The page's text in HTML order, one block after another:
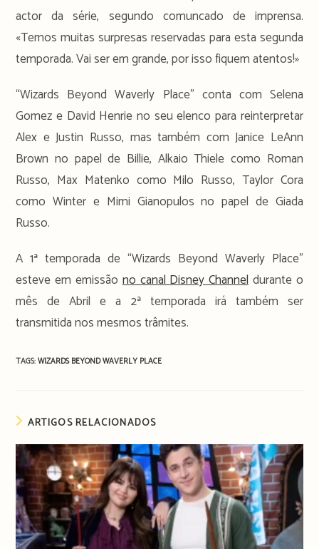
actor da série, segundo comuncado de imprensa.
«Temos muitas surpresas reservadas para esta segunda
temporada. Vai ser em grande, por isso fiquem atentos!»
“Wizards Beyond Waverly Place” conta com Selena
Gomez e David Henrie no seu elenco para reinterpretar
Alex e Justin Russo, mas também com Janice LeAnn
Brown no papel de Billie, Alkaio Thiele como Roman
Russo, Max Matenko como Milo Russo, Taylor Cora
como Winter e Mimi Gianopulos no papel de Giada
Russo.
A 1ª temporada de “Wizards Beyond Waverly Place”
esteve em emissãono canal Disney Channel durante o
mês de Abril e a 2ª temporada irá também ser
transmitida nos mesmos trâmites.
TAGS:WIZARDS BEYOND WAVERLY PLACE
ARTIGOS RELACIONADOS